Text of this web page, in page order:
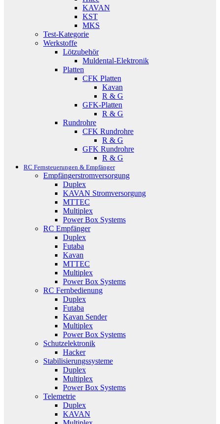
KAVAN
KST
MKS
Test-Kategorie
Werkstoffe
Lötzubehör
Muldental-Elektronik
Platten
CFK Platten
Kavan
R & G
GFK-Platten
R & G
Rundrohre
CFK Rundrohre
R & G
GFK Rundrohre
R & G
RC Fernsteuerungen & Empfänger
Empfängerstromversorgung
Duplex
KAVAN Stromversorgung
MTTEC
Multiplex
Power Box Systems
RC Empfänger
Duplex
Futaba
Kavan
MTTEC
Multiplex
Power Box Systems
RC Fernbedienung
Duplex
Futaba
Kavan Sender
Multiplex
Power Box Systems
Schutzelektronik
Hacker
Stabilisierungssysteme
Duplex
Multiplex
Power Box Systems
Telemetrie
Duplex
KAVAN